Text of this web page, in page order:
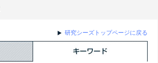
研究シーズトップページに戻る